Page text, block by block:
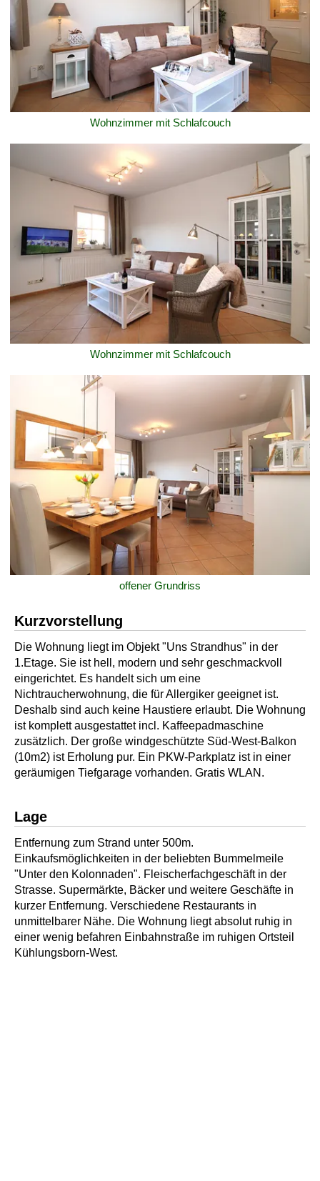
Wohnzimmer mit Schlafcouch
Wohnzimmer mit Schlafcouch
offener Grundriss
Kurzvorstellung
Die Wohnung liegt im Objekt "Uns Strandhus" in der
1.Etage. Sie ist hell, modern und sehr geschmackvoll
eingerichtet. Es handelt sich um eine
Nichtraucherwohnung, die für Allergiker geeignet ist.
Deshalb sind auch keine Haustiere erlaubt. Die Wohnung
ist komplett ausgestattet incl. Kaffeepadmaschine
zusätzlich. Der große windgeschützte Süd-West-Balkon
(10m2) ist Erholung pur. Ein PKW-Parkplatz ist in einer
geräumigen Tiefgarage vorhanden. Gratis WLAN.
Lage
Entfernung zum Strand unter 500m.
Einkaufsmöglichkeiten in der beliebten Bummelmeile
"Unter den Kolonnaden". Fleischerfachgeschäft in der
Strasse. Supermärkte, Bäcker und weitere Geschäfte in
kurzer Entfernung. Verschiedene Restaurants in
unmittelbarer Nähe. Die Wohnung liegt absolut ruhig in
einer wenig befahren Einbahnstraße im ruhigen Ortsteil
Kühlungsborn-West.